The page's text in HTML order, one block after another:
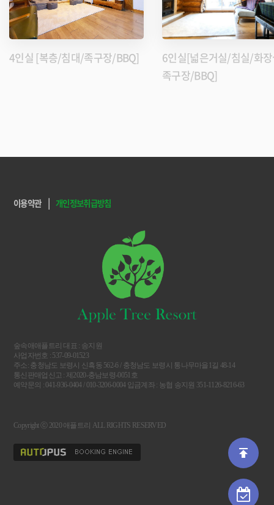
4인실 [복층/침대/족구장/BBQ]
6인실[넓은거실/침실/화
족구장/BBQ]
이용약관 | 개인정보취급방침
숲속애애플트리 대표 : 송지원
사업자번호 : 537-09-01523
주소: 충청남도 보령시 신흑동 562-6 / 충청남도 보령시 통나무마을1길 48-14
통신판매업신고 : 제2020-충남보령-0051호
예약문의 : 041-936-0404 / 010-3206-0004 입금계좌 : 농협 송지원 351-1126-8216-63
Copyright ⓒ 2020 애플트리 ALL RIGHTS RESERVED
publish